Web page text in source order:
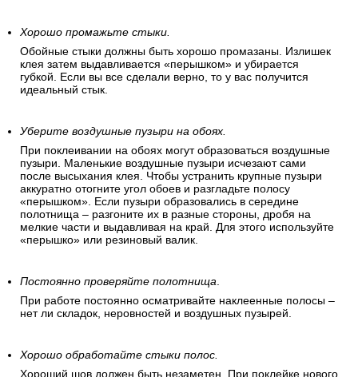
шпатель и нож. Нож должен быть острым, а движение –
После этого маленьким шпателем придавите обои к
верхнему краю потолка - и вы увидите, что край обоев
точно совпадет с плинтусом. Эту же операцию
рекомендуется проделать с нижней границей обоев. После
Хорошо промажьте стыки.
Обойные стыки должны быть хорошо промазаны. Излишек
клея затем выдавливается «перышком» и убирается
губкой. Если вы все сделали верно, то у вас получится
идеальный стык.
При поклеивании на обоях могут образоваться воздушные
после высыхания клея. Чтобы устранить крупные пузыри
аккуратно отогните угол обоев и разгладьте полосу
мелкие части и выдавливая на край. Для этого используйте
«перышко» или резиновый валик.